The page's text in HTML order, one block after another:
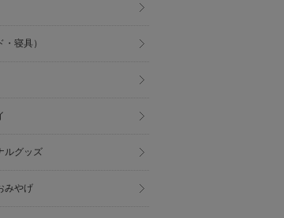
寝具）
ルグッズ
みやげ